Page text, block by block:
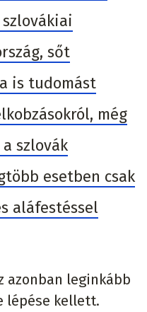
sőt
is tudomást
még
szlovák
esetben csak
aláfestéssel
azonban leginkább
lépése kellett.